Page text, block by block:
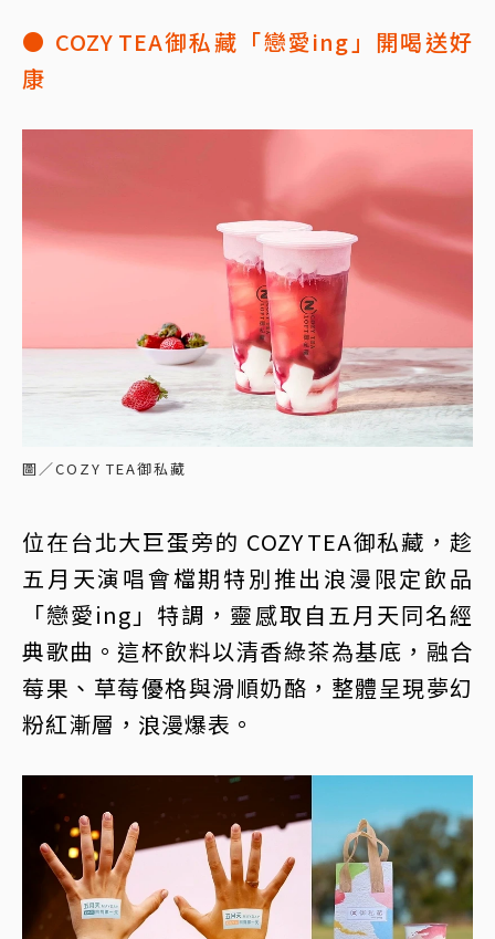
● COZY TEA御私藏「戀愛ing」開喝送好
康
圖／COZY TEA御私藏
位在台北大巨蛋旁的 COZY TEA御私藏，趁
五月天演唱會檔期特別推出浪漫限定飲品
「戀愛ing」特調，靈感取自五月天同名經
典歌曲。這杯飲料以清香綠茶為基底，融合
莓果、草莓優格與滑順奶酪，整體呈現夢幻
粉紅漸層，浪漫爆表。